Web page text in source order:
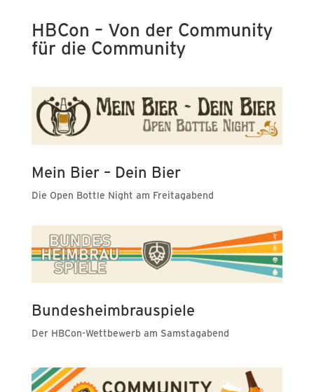
HBCon – Von der Community
für die Community
Mein Bier – Dein Bier
Die Open Bottle Night am Freitagabend
Bundesheimbrauspiele
Der HBCon-Wettbewerb am Samstagabend